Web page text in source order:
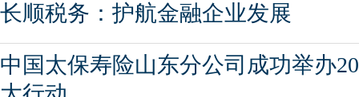
长顺税务：护航金融企业发展
中国太保寿险山东分公司成功举办